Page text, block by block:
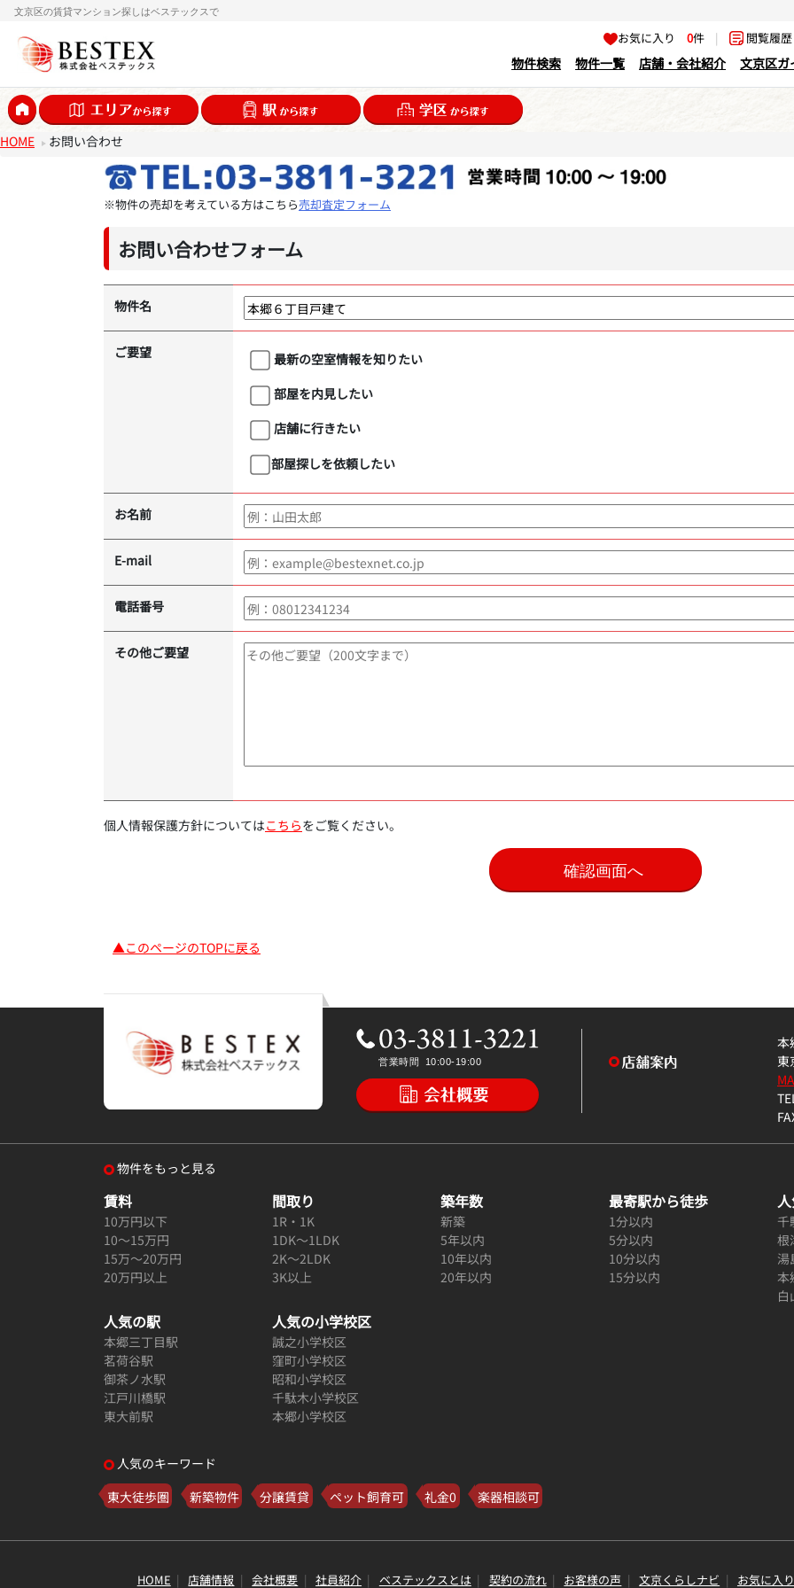
文京区の賃貸マンション探しはベステックスで
お気に入り0件 | 閲覧履
物件検索 物件一覧 店舗・会社紹介 文京区ガ
HOME お問い合わせ
※物件の売却を考えている方はこちら売却査定フォーム
お問い合わせフォーム
物件名
ご要望
最新の空室情報を知りたい
部屋を内見したい
店舗に行きたい
部屋探しを依頼したい
お名前
E-mail
電話番号
その他ご要望
個人情報保護方針についてはこちらをご覧ください。
▲このページのTOPに戻る
本
東
物件をもっと見る
賃料
10万円以下
10～15万円
15万～20万円
20万円以上
間取り
1R・1K
1DK～1LDK
2K～2LDK
3K以上
築年数
新築
5年以内
10年以内
20年以内
最寄駅から徒歩
1分以内
5分以内
10分以内
15分以内
千
根
湯
本
白
人気の駅
本郷三丁目駅
茗荷谷駅
御茶ノ水駅
江戸川橋駅
東大前駅
人気の小学校区
誠之小学校区
窪町小学校区
昭和小学校区
千駄木小学校区
本郷小学校区
人気のキーワード
東大徒歩圏
新築物件 分譲賃貸 ペット飼育可 礼金0 楽器相談可
HOME 店舗情報 会社概要 社員紹介 ベステックスとは 契約の流れ お客様の声 文京くらしナビ お気に入